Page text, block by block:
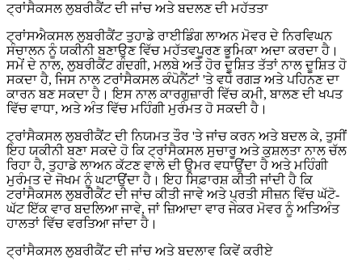
ਟ੍ਰਾਂਸੈਕਸਲ ਲੁਬਰੀਕੈਂਟ ਦੀ ਜਾਂਚ ਅਤੇ ਬਦਲਣ ਦੀ ਮਹੱਤਤਾ
ਟ੍ਰਾਂਸਐਕਸਲ ਲੁਬਰੀਕੈਂਟ ਤੁਹਾਡੇ ਰਾਈਡਿੰਗ ਲਾਅਨ ਮੋਵਰ ਦੇ ਨਿਰਵਿਘਨ
ਸੰਚਾਲਨ ਨੂੰ ਯਕੀਨੀ ਬਣਾਉਣ ਵਿੱਚ ਮਹੱਤਵਪੂਰਣ ਭੂਮਿਕਾ ਅਦਾ ਕਰਦਾ ਹੈ।
ਸਮੇਂ ਦੇ ਨਾਲ, ਲੁਬਰੀਕੈਂਟ ਗੰਦਗੀ, ਮਲਬੇ ਅਤੇ ਹੋਰ ਦੂਸ਼ਿਤ ਤੱਤਾਂ ਨਾਲ ਦੂਸ਼ਿਤ ਹੋ
ਸਕਦਾ ਹੈ, ਜਿਸ ਨਾਲ ਟਰਾਂਸੈਕਸਲ ਕੰਪੋਨੈਂਟਾਂ 'ਤੇ ਵਧੇ ਰਗੜ ਅਤੇ ਪਹਿਨਣ ਦਾ
ਕਾਰਨ ਬਣ ਸਕਦਾ ਹੈ। ਇਸ ਨਾਲ ਕਾਰਗੁਜ਼ਾਰੀ ਵਿੱਚ ਕਮੀ, ਬਾਲਣ ਦੀ ਖਪਤ
ਵਿੱਚ ਵਾਧਾ, ਅਤੇ ਅੰਤ ਵਿੱਚ ਮਹਿੰਗੀ ਮੁਰੰਮਤ ਹੋ ਸਕਦੀ ਹੈ।
ਟ੍ਰਾਂਸੈਕਸਲ ਲੁਬਰੀਕੈਂਟ ਦੀ ਨਿਯਮਤ ਤੌਰ 'ਤੇ ਜਾਂਚ ਕਰਨ ਅਤੇ ਬਦਲ ਕੇ, ਤੁਸੀਂ
ਇਹ ਯਕੀਨੀ ਬਣਾ ਸਕਦੇ ਹੋ ਕਿ ਟ੍ਰਾਂਸੈਕਸਲ ਸੁਚਾਰੂ ਅਤੇ ਕੁਸ਼ਲਤਾ ਨਾਲ ਚੱਲ
ਰਿਹਾ ਹੈ, ਤੁਹਾਡੇ ਲਾਅਨ ਕੱਟਣ ਵਾਲੇ ਦੀ ਉਮਰ ਵਧਾਉਂਦਾ ਹੈ ਅਤੇ ਮਹਿੰਗੀ
ਮੁਰੰਮਤ ਦੇ ਜੋਖਮ ਨੂੰ ਘਟਾਉਂਦਾ ਹੈ। ਇਹ ਸਿਫ਼ਾਰਸ਼ ਕੀਤੀ ਜਾਂਦੀ ਹੈ ਕਿ
ਟਰਾਂਸੈਕਸਲ ਲੁਬਰੀਕੈਂਟ ਦੀ ਜਾਂਚ ਕੀਤੀ ਜਾਵੇ ਅਤੇ ਪ੍ਰਤੀ ਸੀਜ਼ਨ ਵਿੱਚ ਘੱਟੋ-
ਘੱਟ ਇੱਕ ਵਾਰ ਬਦਲਿਆ ਜਾਵੇ, ਜਾਂ ਜ਼ਿਆਦਾ ਵਾਰ ਜੇਕਰ ਮੋਵਰ ਨੂੰ ਅਤਿਅੰਤ
ਹਾਲਤਾਂ ਵਿੱਚ ਵਰਤਿਆ ਜਾਂਦਾ ਹੈ।
ਟ੍ਰਾਂਸੈਕਸਲ ਲੁਬਰੀਕੈਂਟ ਦੀ ਜਾਂਚ ਅਤੇ ਬਦਲਾਵ ਕਿਵੇਂ ਕਰੀਏ